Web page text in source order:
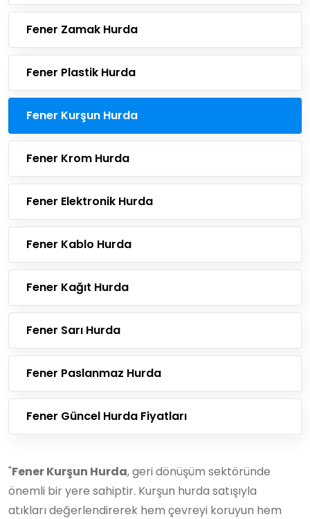
Fener Zamak Hurda
Fener Plastik Hurda
Fener Kurşun Hurda
Fener Krom Hurda
Fener Elektronik Hurda
Fener Kablo Hurda
Fener Kağıt Hurda
Fener Sarı Hurda
Fener Paslanmaz Hurda
Fener Güncel Hurda Fiyatları
"Fener Kurşun Hurda, geri dönüşüm sektöründe
önemli bir yere sahiptir. Kurşun hurda satışıyla
atıkları değerlendirerek hem çevreyi koruyun hem